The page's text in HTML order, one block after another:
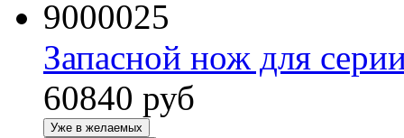
9000025
Запасной нож для
60840 руб
Уже в желаемых